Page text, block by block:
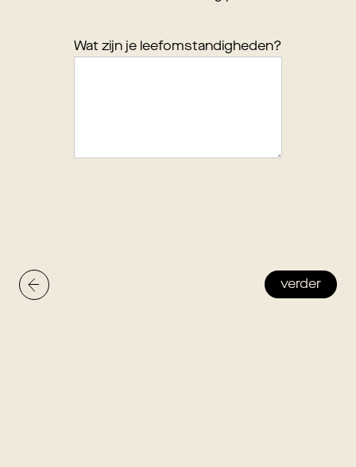
Wat zijn je leefomstandigheden?